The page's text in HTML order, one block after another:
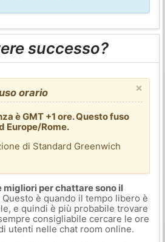
successo?
×
orario
è GMT +1 ore. Questo fuso
Europe/Rome.
di Standard Greenwich
migliori per chattare sono il
Questo è quando il tempo libero è
e quindi è più probabile trovare
consigliabile cercare le ore
utenti nelle chat room online.